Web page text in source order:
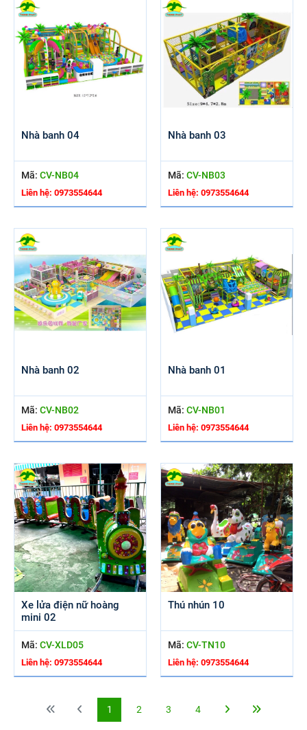
Nhà banh 04
Mã: CV-NB04
Liên hệ: 0973554644
Nhà banh 03
Mã: CV-NB03
Liên hệ: 0973554644
Nhà banh 02
Mã: CV-NB02
Liên hệ: 0973554644
Nhà banh 01
Mã: CV-NB01
Liên hệ: 0973554644
Xe lửa điện nữ hoàng
mini 02
Mã: CV-XLD05
Liên hệ: 0973554644
Thú nhún 10
Mã: CV-TN10
Liên hệ: 0973554644
1 2 3 4